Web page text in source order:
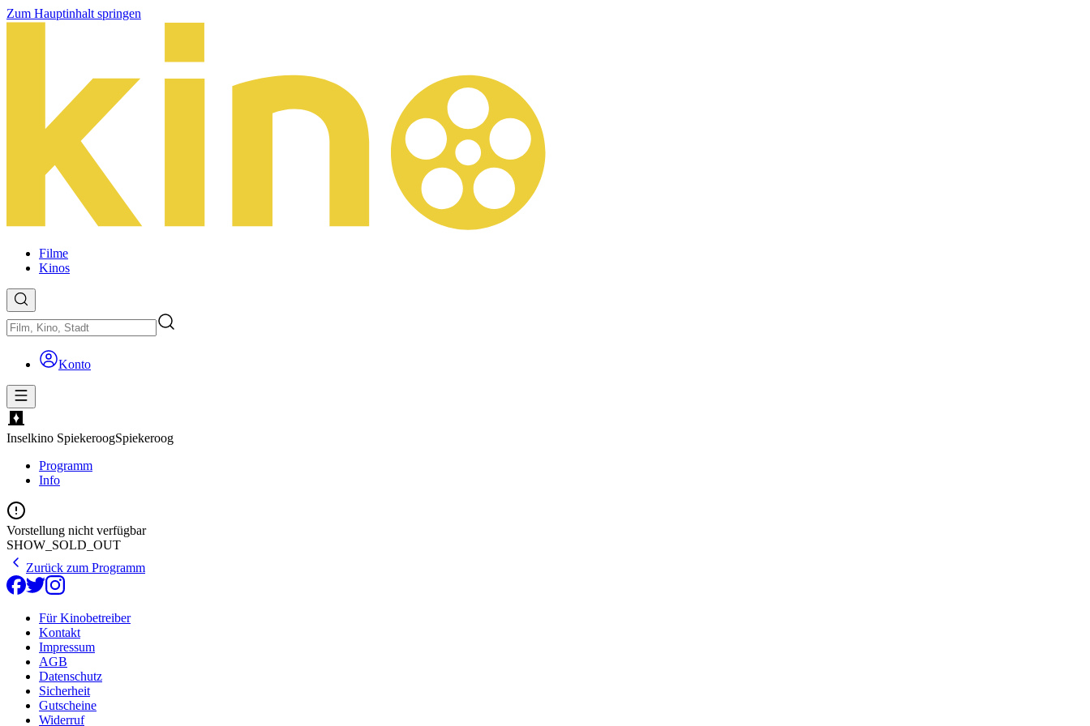
Zum Hauptinhalt springen
Filme
Kinos
Konto
Inselkino SpiekeroogSpiekeroog
Programm
Info
Vorstellung nicht verfügbar
SHOW_SOLD_OUT
Zurück zum Programm
Für Kinobetreiber
Kontakt
Impressum
AGB
Datenschutz
Sicherheit
Gutscheine
Widerruf